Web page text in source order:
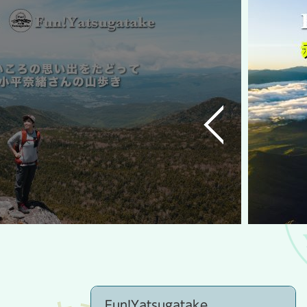
前
の
ス
ラ
イ
ド